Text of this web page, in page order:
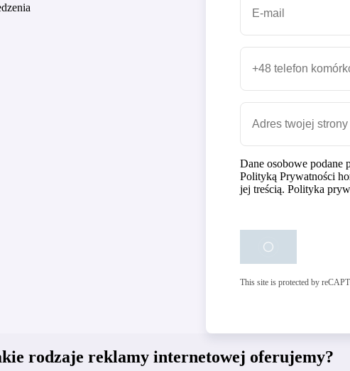
Dane osobowe podane
Polityką Prywatności
jej treścią. Polityka
This site is protected by
rodzaje reklamy internetowej oferujemy?